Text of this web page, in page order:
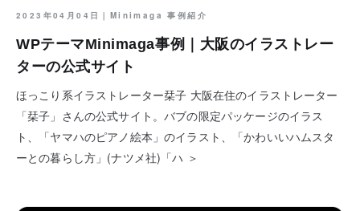
2023年04月04日｜ Minimaga 事例紹介
WPテーマMinimaga事例｜大阪のイラストレー
ターの公式サイト
ほっこり系イラストレーター栞子 大阪在住のイラストレーター
「栞子」さんの公式サイト。バブの限定パッケージのイラス
ト、「ヤマハのピアノ絵本」のイラスト、「かわいいハムスタ
ーとの暮らし方」(ナツメ社)「ハ ＞